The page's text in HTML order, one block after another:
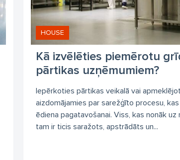
Kā izvēlēties piemērotu
pārtikas uzņēmumiem?
HOUSE
Iepērkoties pārtikas veikalā vai
aizdomājamies par sarežģīto procesu,
ēdiena pagatavošanai. Viss, kas nonāk uz
tam ir ticis saražots, apstrādāts un...